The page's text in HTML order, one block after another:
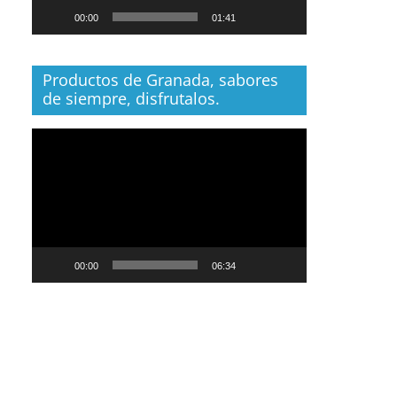
00:00 01:41
Productos de Granada, sabores
de siempre, disfrutalos.
00:00 06:34